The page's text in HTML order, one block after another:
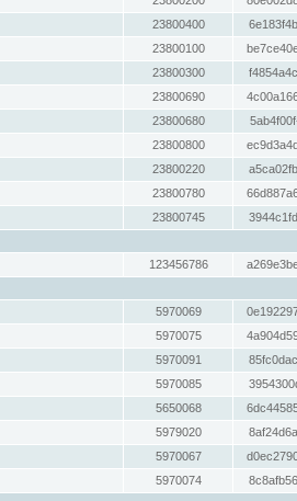
23800400
23800100
23800300
23800690
23800680
23800800
23800220
23800780
23800745
123456786
5970069
5970075
5970091
5970085
5650068
5979020
5970067
5970074